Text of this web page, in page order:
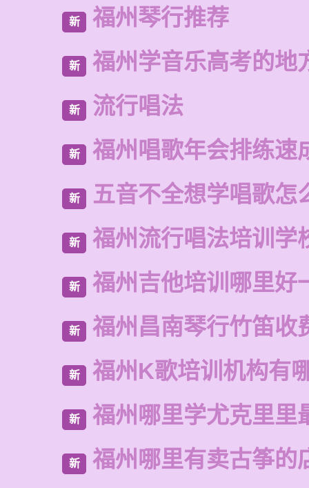
新 福州琴行推荐
新 福州学音乐高考的地
新 流行唱法
新 福州唱歌年会排练速
新 五音不全想学唱歌怎
新 福州流行唱法培训学
新 福州吉他培训哪里好
新 福州昌南琴行竹笛收
新 福州K歌培训机构有
新 福州哪里学尤克里里
新 福州哪里有卖古筝的